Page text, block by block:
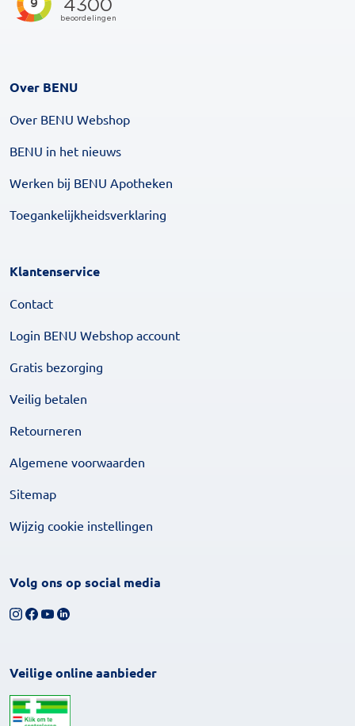
Over BENU
Over BENU Webshop
BENU in het nieuws
Werken bij BENU Apotheken
Toegankelijkheidsverklaring
Klantenservice
Contact
Login BENU Webshop account
Gratis bezorging
Veilig betalen
Retourneren
Algemene voorwaarden
Sitemap
Wijzig cookie instellingen
Volg ons op social media
Volg ons op Instagram
Volg ons op Facebook
Bekijk ons YouTube-kanaal
Volg ons op LinkedIn
Veilige online aanbieder